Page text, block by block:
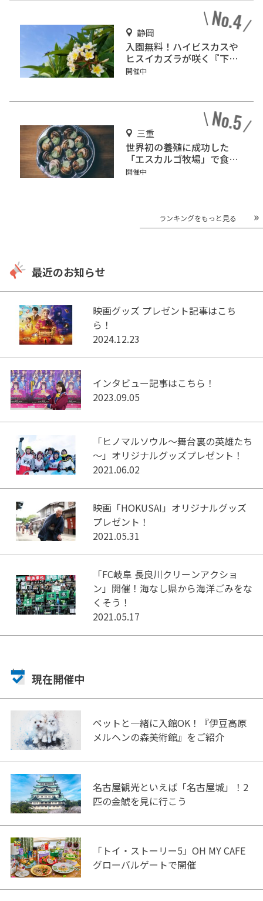
静岡
入園無料！ハイビスカスや
ヒスイカズラが咲く『下賀
茂熱帯植物園』で南国気分
開催中
三重
世界初の養殖に成功した
「エスカルゴ牧場」で食べ
て！みて！触れて！
開催中
ランキングをもっと見る
最近のお知らせ
映画グッズ プレゼント記事はこち
ら！
2024.12.23
インタビュー記事はこちら！
2023.09.05
「ヒノマルソウル～舞台裏の英雄たち
～」オリジナルグッズプレゼント！
2021.06.02
映画「HOKUSAI」オリジナルグッズ
プレゼント！
2021.05.31
「FC岐阜 長良川クリーンアクショ
ン」開催！海なし県から海洋ごみをな
くそう！
2021.05.17
現在開催中
ペットと一緒に入館OK！『伊豆高原
メルヘンの森美術館』をご紹介
名古屋観光といえば「名古屋城」！2
匹の金鯱を見に行こう
「トイ・ストーリー5」OH MY CAFE
グローバルゲートで開催